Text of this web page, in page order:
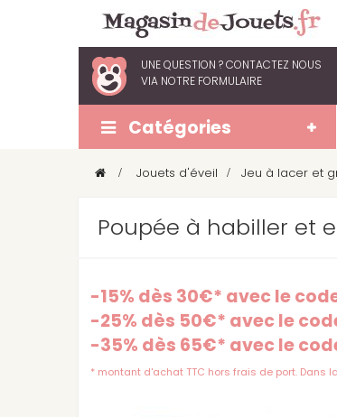
UNE QUESTION ?CONTACTEZ NOUS
VIA NOTRE FORMULAIRE
Catégories
> Jouets d'éveil > Jeu à lacer et
Poupée à habiller et
-15% dès 30€* avec le code
-25% dès 50€* avec le
-35% dès 65€* avec le
* montant d'achat TTC hors frais de port.